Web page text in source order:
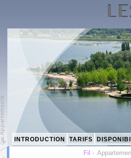
INTRODUCTION TARIFS
Fil -